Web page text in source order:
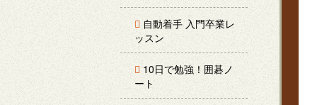
自動着手 入門卒業レ
ッスン
10日で勉強！囲碁ノ
ート